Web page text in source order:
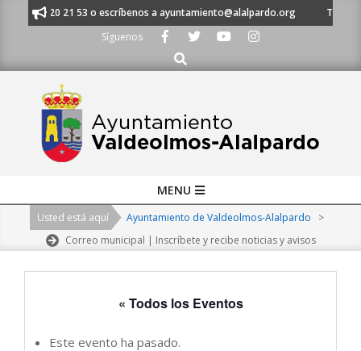
al 91 620 21 53 o escríbenos a ayuntamiento@alalpardo.org
TE
Síguenos
Buscar
Navigation
MENU
Usted está aquí Ayuntamiento de Valdeolmos-Alalpardo
>
Correo municipal | Inscríbete y recibe noticias y avisos
« Todos los Eventos
Este evento ha pasado.